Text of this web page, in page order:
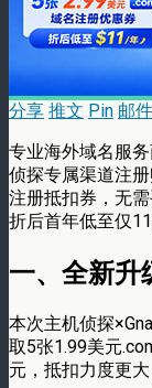
分享 推文 Pin 邮件
专业海外域名服
侦探专属渠道注
注册抵扣券，无
折后首年低至仅11
一、全新升
本次主机侦探
取5张1.99美元
元，抵扣力度更